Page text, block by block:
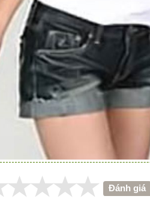
Đánh giá